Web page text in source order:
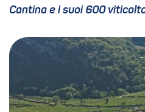
Cantina e i suoi 600